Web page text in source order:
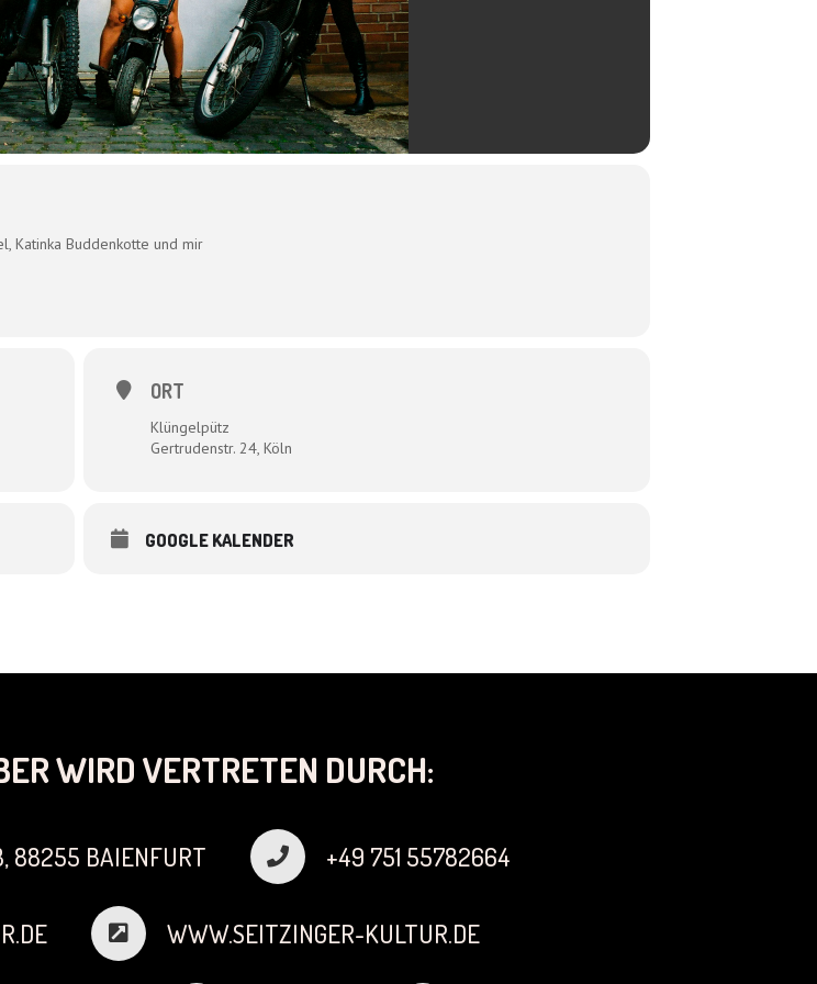
Katinka Buddenkotte und mir
ORT
Klüngelpütz
Gertrudenstr. 24, Köln
GOOGLE KALENDER
WIRD VERTRETEN DURCH:
88255 BAIENFURT +49 751 55782664
WWW.SEITZINGER-KULTUR.DE